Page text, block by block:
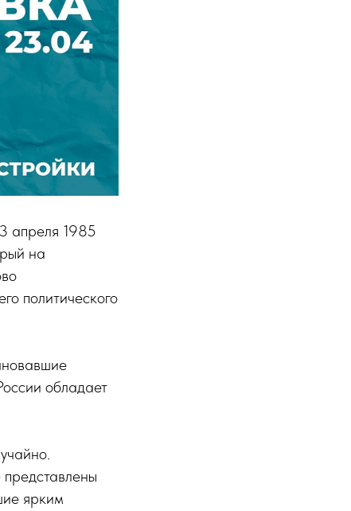
апреля 1985
на
политического
обладает
ярким